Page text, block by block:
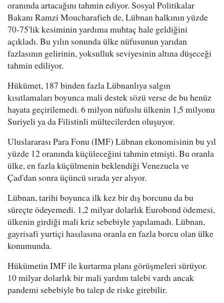
oranında artacağını tahmin ediyor. Sosyal Politikalar
Bakanı Ramzi Moucharafieh de, Lübnan halkının yüzde
70-75'lik kesiminin yardıma muhtaç hale geldiğini
açıkladı. Bu yılın sonunda ülke nüfusunun yarıdan
fazlasının gelirinin, yoksulluk seviyesinin altına düşeceği
tahmin ediliyor.
Hükümet, 187 binden fazla Lübnanlıya salgın
kısıtlamaları boyunca mali destek sözü verse de bu henüz
hayata geçirilemedi. 6 milyon nüfuslu ülkenin 1,5 milyonu
Suriyeli ya da Filistinli mültecilerden oluşuyor.
Uluslararası Para Fonu (IMF) Lübnan ekonomisinin bu yıl
yüzde 12 oranında küçüleceğini tahmin etmişti. Bu oranla
ülke, en fazla küçülmenin beklendiği Venezuela ve
Çad'dan sonra üçüncü sırada yer alıyor.
Lübnan, tarihi boyunca ilk kez bir dış borcunu da bu
süreçte ödeyemedi. 1,2 milyar dolarlık Eurobond ödemesi,
ülkenin girdiği mali kriz sebebiyle yapılamadı. Lübnan,
gayrisafi yurtiçi hasılasına oranla en fazla borcu olan ülke
konumunda.
Hükümetin IMF ile kurtarma planı görüşmeleri sürüyor.
10 milyar dolarlık bir mali yardım talebi vardı ancak
pandemi sebebiyle bu talep de riske girebilir.